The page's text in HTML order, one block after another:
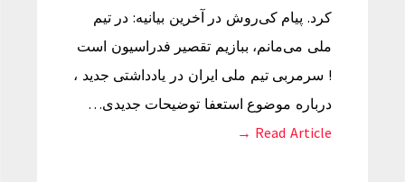
کرد. پیام کی‌روش در آخرین بیانیه: در تیم
ملی می‌مانم، ببازیم تقصیر فدراسیون است
! سرمربی تیم ملی ایران در یادداشتی جدید ،
درباره موضوع استعفا توضیحات جدیدی…
Read Article →